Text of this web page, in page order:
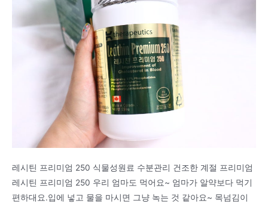
레시틴 프리미엄 250 식물성원료 수분관리 건조한 계절 프리미엄
레시틴 프리미엄 250 우리 엄마도 먹어요~ 엄마가 알약보다 먹기
편하대요.입에 넣고 물을 마시면 그냥 녹는 것 같아요~ 목넘김이